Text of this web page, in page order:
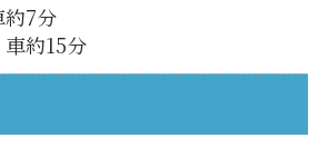
7分
約15分